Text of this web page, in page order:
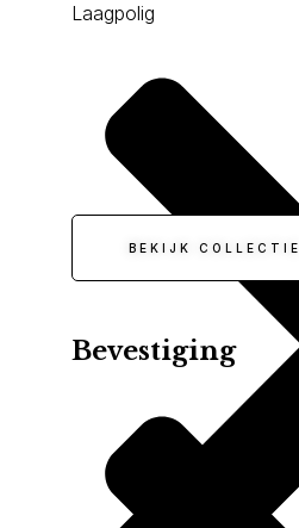
Laagpolig
BEKIJK COLLECTIE
Bevestiging